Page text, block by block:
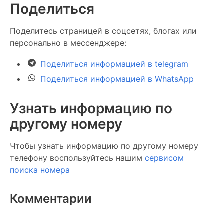
Поделиться
Поделитесь страницей в соцсетях, блогах или
персонально в мессенджере:
Поделиться информацией в telegram
Поделиться информацией в WhatsApp
Узнать информацию по
другому номеру
Чтобы узнать информацию по другому номеру
телефону воспользуйтесь нашим сервисом
поиска номера
Комментарии